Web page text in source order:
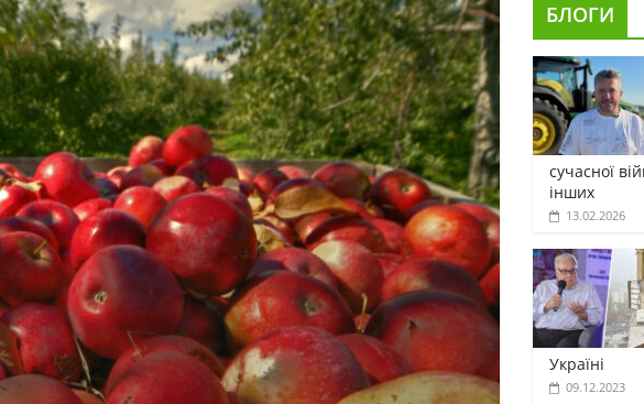
БЛОГИ
сучасної
інших
13.02.2026
Україні
09.12.2023